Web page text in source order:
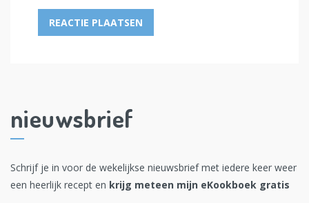
nieuwsbrief
Schrijf je in voor de wekelijkse nieuwsbrief met iedere keer weer
een heerlijk recept en krijg meteen mijn eKookboek gratis